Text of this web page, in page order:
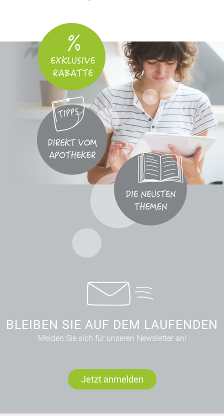
BLEIBEN SIE AUF DEM LAUFENDEN
Melden Sie sich für unseren Newsletter an!
Jetzt anmelden